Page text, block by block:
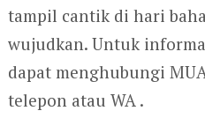
tampil cantik di hari
wujudkan. Untuk
dapat menghubungi
telepon atau WA .